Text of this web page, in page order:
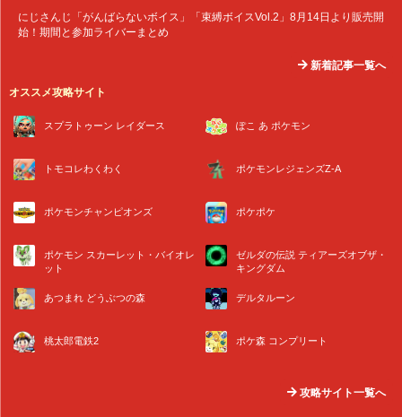
にじさんじ「がんばらないボイス」「束縛ボイスVol.2」8月14日より販売開
始！期間と参加ライバーまとめ
新着記事一覧へ
オススメ攻略サイト
スプラトゥーン レイダース ぽこ あ ポケモン
トモコレわくわく ポケモンレジェンズZ-A
ポケモンチャンピオンズ ポケポケ
ポケモン スカーレット・バイオレ
ット
ゼルダの伝説 ティアーズオブザ・
キングダム
あつまれ どうぶつの森 デルタルーン
桃太郎電鉄2 ポケ森 コンプリート
攻略サイト一覧へ